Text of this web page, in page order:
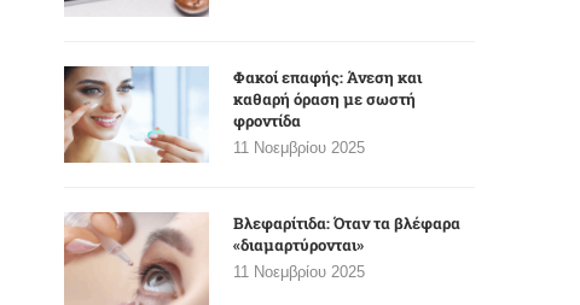
Φακοί επαφής: Άνεση και
καθαρή όραση με σωστή
φροντίδα
11 Νοεμβρίου 2025
Βλεφαρίτιδα: Όταν τα βλέφαρα
«διαμαρτύρονται»
11 Νοεμβρίου 2025